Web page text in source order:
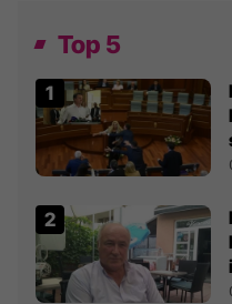
Top 5